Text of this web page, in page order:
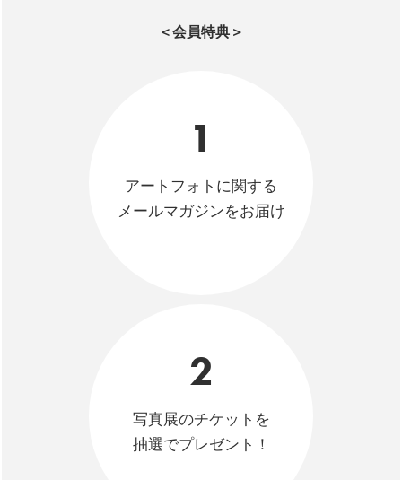
＜会員特典＞
1
アートフォトに関する
メールマガジンをお届け
2
写真展のチケットを
抽選でプレゼント！